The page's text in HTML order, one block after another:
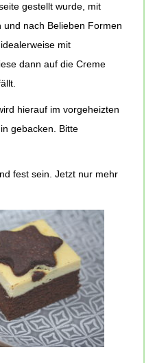
gestellt wurde, mit
nach Belieben Formen
mit
dann auf die Creme
hierauf im vorgeheizten
gebacken. Bitte
fest sein. Jetzt nur mehr